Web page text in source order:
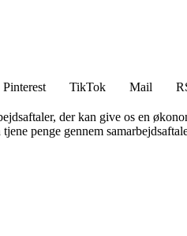
Pinterest TikTok Mail
der kan give os en
penge gennem